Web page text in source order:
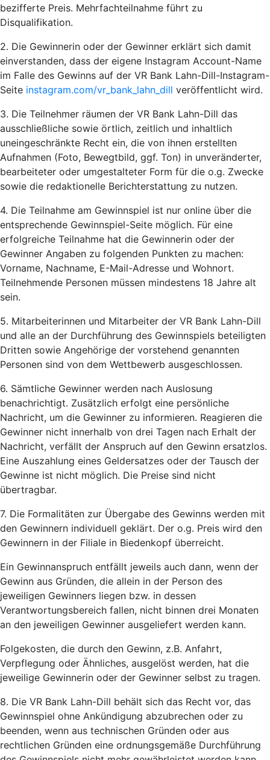
bezifferte Preis. Mehrfachteilnahme führt zu
Disqualifikation.
2. Die Gewinnerin oder der Gewinner erklärt sich damit
einverstanden, dass der eigene Instagram Account-Name
im Falle des Gewinns auf der VR Bank Lahn-Dill-Instagram-
Seite instagram.com/vr_bank_lahn_dill veröffentlicht wird.
3. Die Teilnehmer räumen der VR Bank Lahn-Dill das
ausschließliche sowie örtlich, zeitlich und inhaltlich
uneingeschränkte Recht ein, die von ihnen erstellten
Aufnahmen (Foto, Bewegtbild, ggf. Ton) in unveränderter,
bearbeiteter oder umgestalteter Form für die o.g. Zwecke
sowie die redaktionelle Berichterstattung zu nutzen.
4. Die Teilnahme am Gewinnspiel ist nur online über die
entsprechende Gewinnspiel-Seite möglich. Für eine
erfolgreiche Teilnahme hat die Gewinnerin oder der
Gewinner Angaben zu folgenden Punkten zu machen:
Vorname, Nachname, E-Mail-Adresse und Wohnort.
Teilnehmende Personen müssen mindestens 18 Jahre alt
sein.
5. Mitarbeiterinnen und Mitarbeiter der VR Bank Lahn-Dill
und alle an der Durchführung des Gewinnspiels beteiligten
Dritten sowie Angehörige der vorstehend genannten
Personen sind von dem Wettbewerb ausgeschlossen.
6. Sämtliche Gewinner werden nach Auslosung
benachrichtigt. Zusätzlich erfolgt eine persönliche
Nachricht, um die Gewinner zu informieren. Reagieren die
Gewinner nicht innerhalb von drei Tagen nach Erhalt der
Nachricht, verfällt der Anspruch auf den Gewinn ersatzlos.
Eine Auszahlung eines Geldersatzes oder der Tausch der
Gewinne ist nicht möglich. Die Preise sind nicht
übertragbar.
7. Die Formalitäten zur Übergabe des Gewinns werden mit
den Gewinnern individuell geklärt. Der o.g. Preis wird den
Gewinnern in der Filiale in Biedenkopf überreicht.
Ein Gewinnanspruch entfällt jeweils auch dann, wenn der
Gewinn aus Gründen, die allein in der Person des
jeweiligen Gewinners liegen bzw. in dessen
Verantwortungsbereich fallen, nicht binnen drei Monaten
an den jeweiligen Gewinner ausgeliefert werden kann.
Folgekosten, die durch den Gewinn, z.B. Anfahrt,
Verpflegung oder Ähnliches, ausgelöst werden, hat die
jeweilige Gewinnerin oder der Gewinner selbst zu tragen.
8. Die VR Bank Lahn-Dill behält sich das Recht vor, das
Gewinnspiel ohne Ankündigung abzubrechen oder zu
beenden, wenn aus technischen Gründen oder aus
rechtlichen Gründen eine ordnungsgemäße Durchführung